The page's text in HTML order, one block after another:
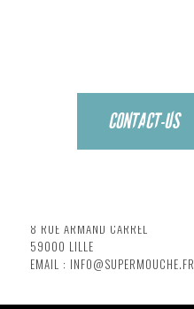
CONTACT-US
8 RUE ARMAND CARREL
59000 LILLE
EMAIL : INFO@SUPERMOUCHE.FR